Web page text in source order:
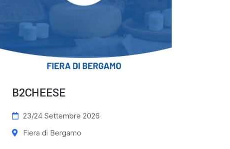
B2CHEESE
23/24 Settembre 2026
Fiera di Bergamo